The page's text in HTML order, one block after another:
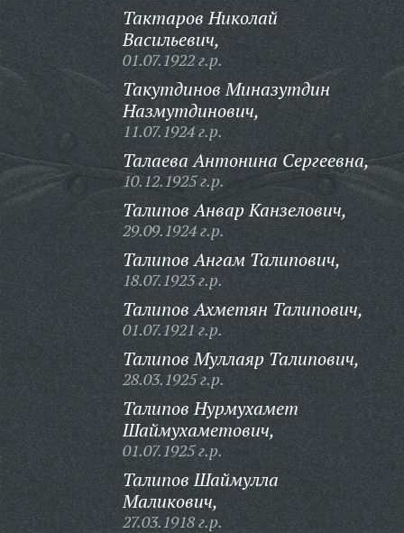
Тактаров Николай
Васильевич,
01.07.1922 г.р.
Такутдинов Миназутдин
Назмутдинович,
11.07.1924 г.р.
Талаева Антонина Сергеевна,
10.12.1925 г.р.
Талипов Анвар Канзелович,
29.09.1924 г.р.
Талипов Ангам Талипович,
18.07.1923 г.р.
Талипов Ахметян Талипович,
01.07.1921 г.р.
Талипов Муллаяр Талипович,
28.03.1925 г.р.
Талипов Нурмухамет
Шаймухаметович,
01.07.1925 г.р.
Талипов Шаймулла
Маликович,
27.03.1918 г.р.